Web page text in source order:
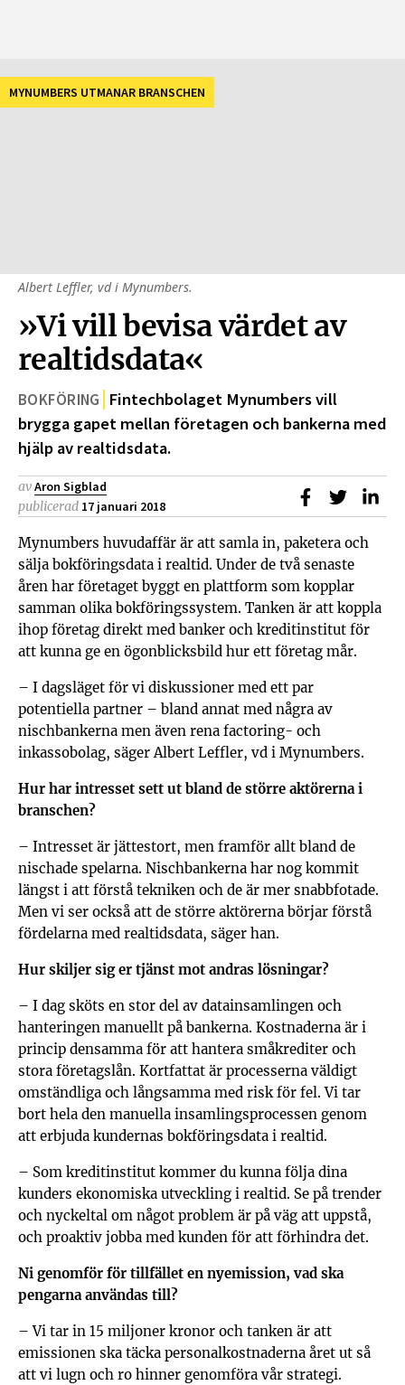
MYNUMBERS UTMANAR BRANSCHEN
Albert Leffler, vd i Mynumbers.
»Vi vill bevisa värdet av
realtidsdata«
BOKFÖRING Fintechbolaget Mynumbers vill
brygga gapet mellan företagen och bankerna med
hjälp av realtidsdata.
avAron Sigblad
publicerad 17 januari 2018
Dela påDela på
Mynumbers huvudaffär är att samla in, paketera och
sälja bokföringsdata i realtid. Under de två senaste
åren har företaget byggt en plattform som kopplar
samman olika bokföringssystem. Tanken är att koppla
ihop företag direkt med banker och kreditinstitut för
att kunna ge en ögonblicksbild hur ett företag mår.
– I dagsläget för vi diskussioner med ett par
potentiella partner – bland annat med några av
nischbankerna men även rena factoring- och
inkassobolag, säger Albert Leffler, vd i Mynumbers.
Hur har intresset sett ut bland de större aktörerna i
branschen?
– Intresset är jättestort, men framför allt bland de
nischade spelarna. Nischbankerna har nog kommit
längst i att förstå tekniken och de är mer snabbfotade.
Men vi ser också att de större aktörerna börjar förstå
fördelarna med realtidsdata, säger han.
Hur skiljer sig er tjänst mot andras lösningar?
– I dag sköts en stor del av datainsamlingen och
hanteringen manuellt på bankerna. Kostnaderna är i
princip densamma för att hantera småkrediter och
stora företagslån. Kortfattat är processerna väldigt
omständliga och långsamma med risk för fel. Vi tar
bort hela den manuella insamlingsprocessen genom
att erbjuda kundernas bokföringsdata i realtid.
– Som kreditinstitut kommer du kunna följa dina
kunders ekonomiska utveckling i realtid. Se på trender
och nyckeltal om något problem är på väg att uppstå,
och proaktiv jobba med kunden för att förhindra det.
Ni genomför för tillfället en nyemission, vad ska
pengarna användas till?
– Vi tar in 15 miljoner kronor och tanken är att
emissionen ska täcka personalkostnaderna året ut så
att vi lugn och ro hinner genomföra vår strategi.